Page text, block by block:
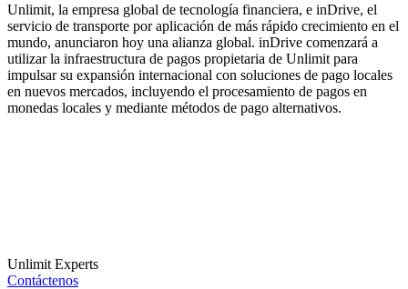
Unlimit, la empresa global de tecnología financiera, e inDrive, el
servicio de transporte por aplicación de más rápido crecimiento en el
mundo, anunciaron hoy una alianza global. inDrive comenzará a
utilizar la infraestructura de pagos propietaria de Unlimit para
impulsar su expansión internacional con soluciones de pago locales
en nuevos mercados, incluyendo el procesamiento de pagos en
monedas locales y mediante métodos de pago alternativos.
Unlimit Experts
Contáctenos